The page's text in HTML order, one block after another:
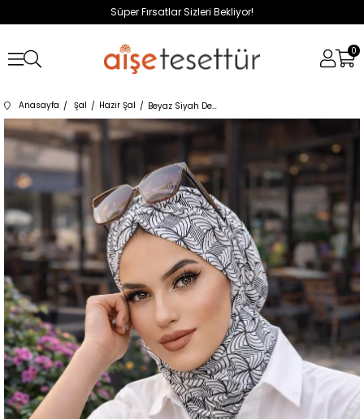
Süper Fırsatlar Sizleri Bekliyor!
0
Anasayfa Şal Hazır Şal Beyaz Siyah Desenli Hazır Şal Eşarp